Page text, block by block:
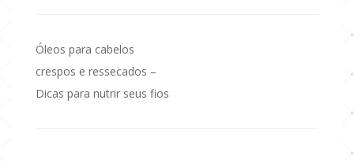
Navegação
de
Post
Óleos para cabelos
crespos e ressecados –
Dicas para nutrir seus fios